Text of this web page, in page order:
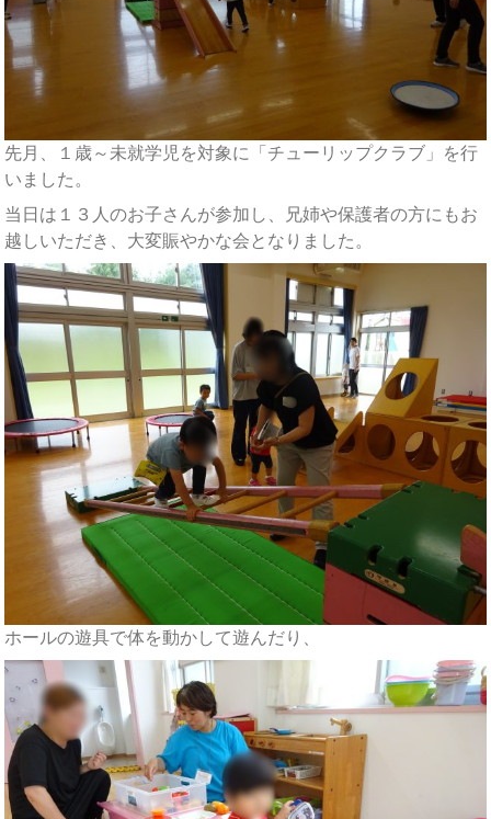
先月、１歳～未就学児を対象に「チューリップクラブ」を行
いました。
当日は１３人のお子さんが参加し、兄姉や保護者の方にもお
越しいただき、大変賑やかな会となりました。
ホールの遊具で体を動かして遊んだり、